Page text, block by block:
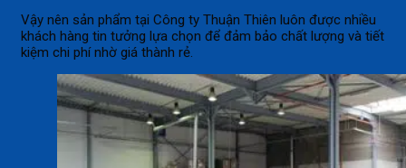
Vậy nên sản phẩm tại Công ty Thuận Thiên luôn được nhiều
khách hàng tin tưởng lựa chọn để đảm bảo chất lượng và tiết
kiệm chi phí nhờ giá thành rẻ.